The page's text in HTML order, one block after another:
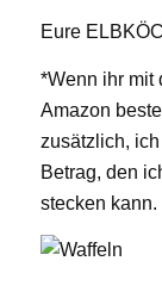
Eure
*Wenn ihr mit
Amazon
zusätzlich,
Betrag, den
stecken kann.